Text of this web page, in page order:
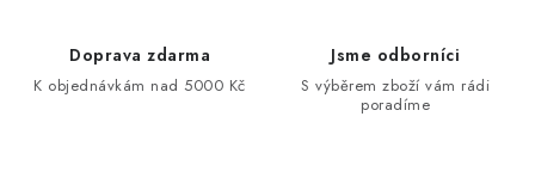
Doprava zdarma
K objednávkám nad 5000 Kč
Jsme odborníci
S výběrem zboží vám rádi
poradíme